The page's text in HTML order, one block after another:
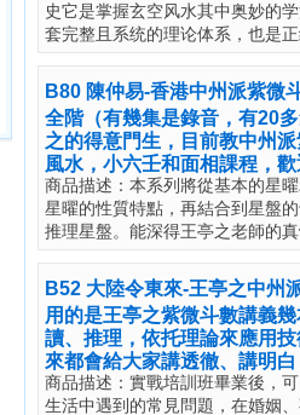
史它是掌握玄空风水其中奥妙的
套完整且系统的理论体系，也是
B80 陳仲易-香港中州派紫微
全階（有幾集是錄音，有20
之的得意門生，目前教中州
風水，小六壬和面相課程，
商品描述：本系列將從基本的星
星曜的性質特點，再結合到星盤
推理星盤。能深得王亭之老師的
B52 大陸令東來-王亭之中州
用的是王亭之紫微斗數講義
讀、推理，依托理論來應用
來都會給大家講透徹、講明白
商品描述：實戰培訓班畢業後，
生活中遇到的常見問題，在婚姻